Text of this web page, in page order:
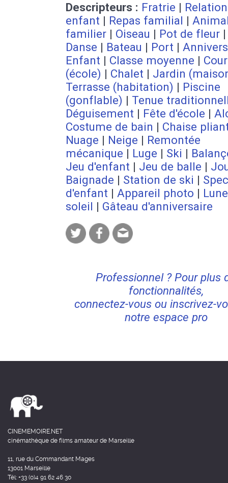
Descripteurs : Fratrie |
enfant | Repas familial |
familier | Oiseau | Pot de fleur |
Danse | Bateau | Port |
Enfant | Classe moyenne | Cour
(école) | Chalet | Jardin
Terrasse (habitation) | Piscine
(gonflable) | Tenue
Déguisement | Fête d'école |
Costume de bain | Chaise
Nuage | Neige | Remontée
mécanique | Luge | Ski |
Jeu d'enfant | Jeu de balle |
Baignade | Station de ski |
d'enfant | Appareil photo |
soleil | Gâteau d'anniversaire
Professionnel ? Pour plus
fonctionnalités,
connectez-vous ou inscrivez-
notre espace pro
CINEMEMOIRE.NET
cinémathèque de films amateur de Marseille
11, rue du Commandant Mages
13001 Marseille
Tél: +33 (0)4 91 62 46 30